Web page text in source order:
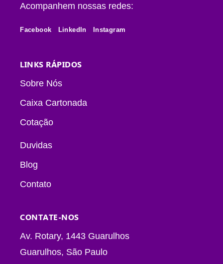
Acompanhem nossas redes:
Facebook LinkedIn Instagram
LINKS RÁPIDOS
Sobre Nós
Caixa Cartonada
Cotação
Duvidas
Blog
Contato
CONTATE-NOS
Av. Rotary, 1443 Guarulhos
Guarulhos, São Paulo